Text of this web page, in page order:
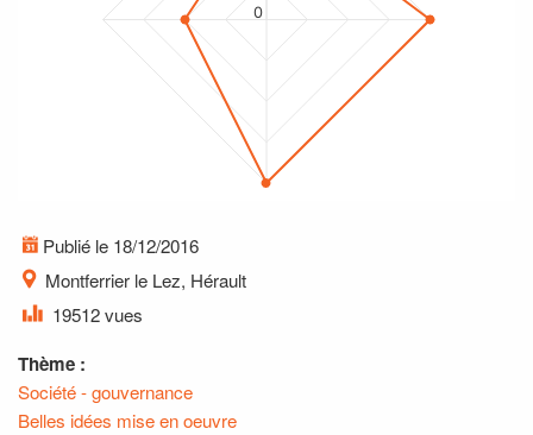
0
Publié le 18/12/2016
Montferrier le Lez, Hérault
19512 vues
Thème :
Société - gouvernance
Belles idées mise en oeuvre